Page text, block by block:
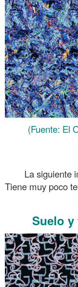
(Fuente: El
La siguiente
Tiene muy poco
Suelo y